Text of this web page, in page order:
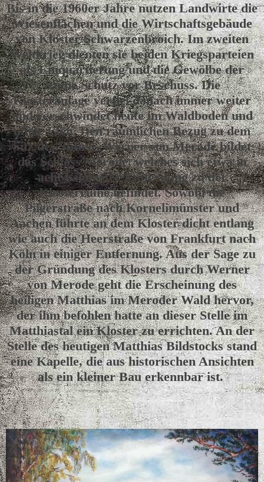
Bis in die 1960er Jahre nutzen Landwirte die
Wiesenflächen und die Wirtschaftsgebäude
von Kloster Schwarzenbroich. Im zweiten
Weltkrieg dienten sie beiden Kriegsparteien
als Einquartierung und die Gewölbe der
Ruine Schutz vor Beschuss. Die
Klosteranlage verfiel danach immer weiter
und verschwindet heute im Waldboden und
unter Efeu. Den räumlichen Bezug zu dem
Sitz des Stifters Werner von Merode bildet
das Schloss Merode, welches sich etwa in
acht Kilometer Entfernung zu der
Klosterruine befindet. Sowohl die
Pilgerstraße nach Kornelimünster und
Aachen führte an dem Kloster dicht entlang
wie auch die Heerstraße von Frankfurt nach
Köln in einiger Entfernung. Aus der Sage zu
der Gründung des Klosters durch Werner
von Merode geht die Erscheinung des
heiligen Matthias im Meroder Wald hervor,
der ihm befohlen hatte an dieser Stelle im
Matthiastal ein Kloster zu errichten. An der
Stelle des heutigen Matthias Bildstocks stand
eine Kapelle, die aus historischen Ansichten
als ein kleiner Bau erkennbar ist.